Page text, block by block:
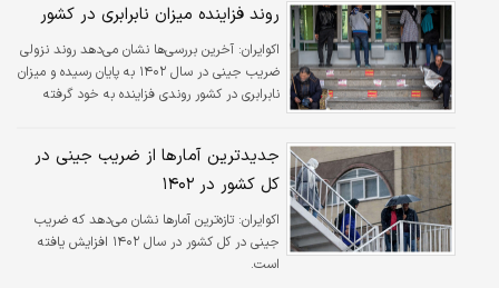
روند فزاینده میزان نابرابری در کشور
اکوایران: آخرین بررسی‌ها نشان می‌دهد روند نزولی
ضریب جینی در سال ۱۴۰۲ به پایان رسیده و میزان
نابرابری در کشور روندی فزاینده به خود گرفته
جدیدترین آمارها از ضریب جینی در
کل کشور در ۱۴۰۲
اکوایران: تازه‌ترین آمارها نشان می‌دهد که ضریب
جینی در کل کشور در سال ۱۴۰۲ افزایش یافته
است.